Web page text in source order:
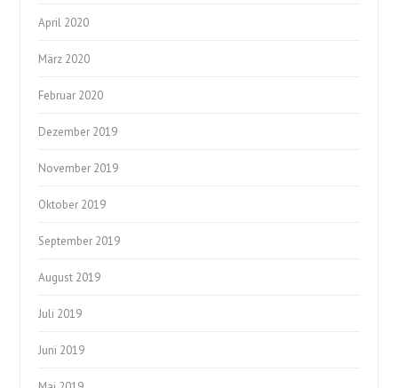
April 2020
März 2020
Februar 2020
Dezember 2019
November 2019
Oktober 2019
September 2019
August 2019
Juli 2019
Juni 2019